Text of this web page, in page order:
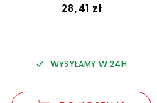
28,41 zł
WYSYŁAMY W 24H